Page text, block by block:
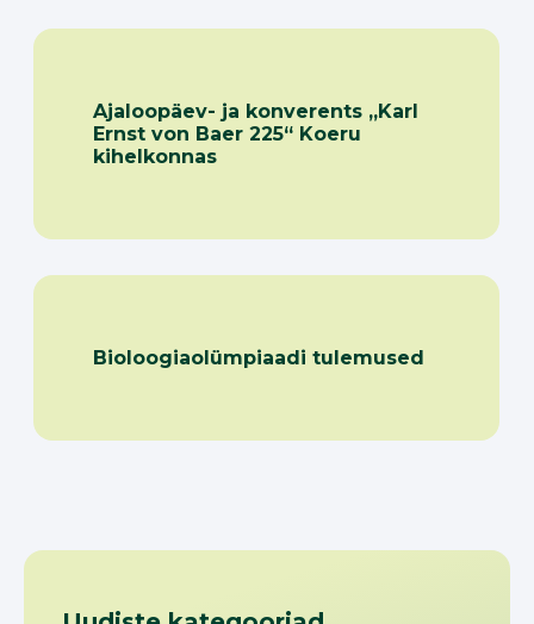
Ajaloopäev- ja konverents „Karl
Ernst von Baer 225“ Koeru
kihelkonnas
Bioloogiaolümpiaadi tulemused